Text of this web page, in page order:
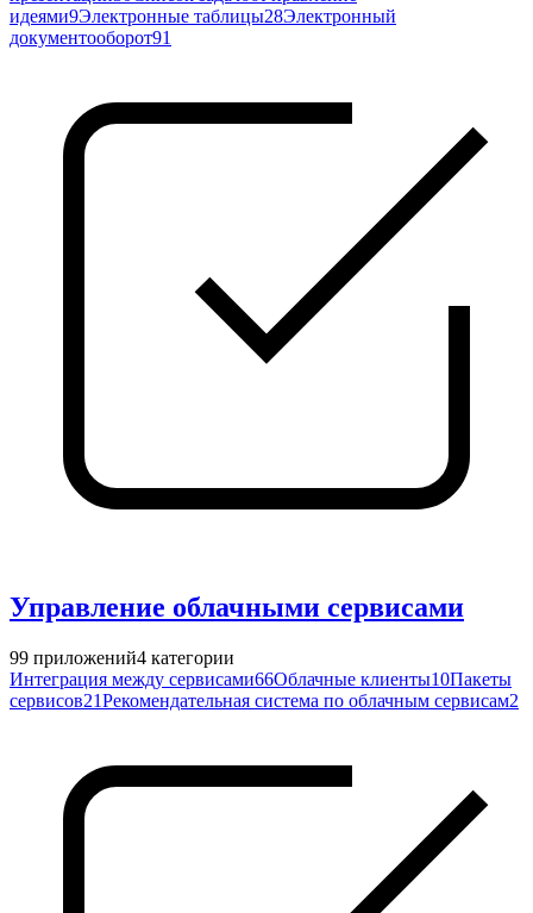
идеями9Электронные таблицы28Электронный
документооборот91
Управление облачными сервисами
99 приложений4 категории
Интеграция между сервисами66Облачные клиенты10Пакеты
сервисов21Рекомендательная система по облачным сервисам2